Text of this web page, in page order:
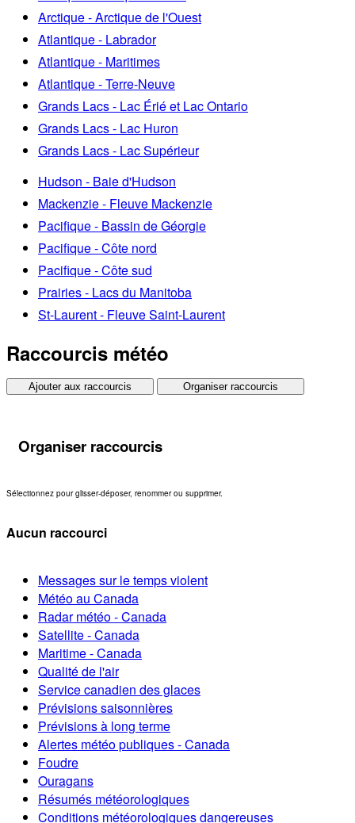
Arctique - Arctique de l'Ouest
Atlantique - Labrador
Atlantique - Maritimes
Atlantique - Terre-Neuve
Grands Lacs - Lac Érié et Lac Ontario
Grands Lacs - Lac Huron
Grands Lacs - Lac Supérieur
Hudson - Baie d'Hudson
Mackenzie - Fleuve Mackenzie
Pacifique - Bassin de Géorgie
Pacifique - Côte nord
Pacifique - Côte sud
Prairies - Lacs du Manitoba
St-Laurent - Fleuve Saint-Laurent
Raccourcis météo
Ajouter aux raccourcis Organiser raccourcis
Organiser raccourcis
Sélectionnez pour glisser-déposer, renommer ou supprimer.
Aucun raccourci
Messages sur le temps violent
Météo au Canada
Radar météo - Canada
Satellite - Canada
Maritime - Canada
Qualité de l'air
Service canadien des glaces
Prévisions saisonnières
Prévisions à long terme
Alertes météo publiques - Canada
Foudre
Ouragans
Résumés météorologiques
Conditions météorologiques dangereuses